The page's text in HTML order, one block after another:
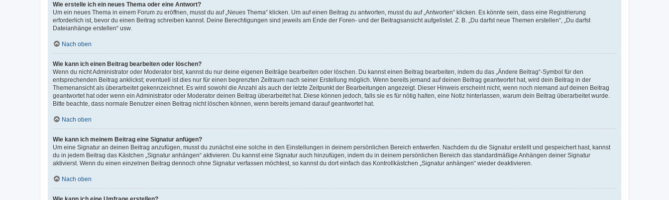
Wie erstelle ich ein neues Thema oder eine Antwort?
Um ein neues Thema in einem Forum zu eröffnen, musst du auf „Neues Thema“ klicken. Um auf einen Beitrag zu antworten, musst du auf „Antworten“ klicken. Es könnte sein, dass eine Registrierung
erforderlich ist, bevor du einen Beitrag schreiben kannst. Deine Berechtigungen sind jeweils am Ende der Foren- und der Beitragsansicht aufgelistet. Z. B. „Du darfst neue Themen erstellen“, „Du darfst
Dateianhänge erstellen“ usw.
Nach oben
Wie kann ich einen Beitrag bearbeiten oder löschen?
Wenn du nicht Administrator oder Moderator bist, kannst du nur deine eigenen Beiträge bearbeiten oder löschen. Du kannst einen Beitrag bearbeiten, indem du das „Ändere Beitrag“-Symbol für den
entsprechenden Beitrag anklickst; eventuell ist dies nur für einen begrenzten Zeitraum nach seiner Erstellung möglich. Wenn bereits jemand auf deinen Beitrag geantwortet hat, wird dein Beitrag in der
Themenansicht als überarbeitet gekennzeichnet. Es wird sowohl die Anzahl als auch der letzte Zeitpunkt der Bearbeitungen angezeigt. Dieser Hinweis erscheint nicht, wenn noch niemand auf deinen Beitrag
geantwortet hat oder wenn ein Administrator oder Moderator deinen Beitrag überarbeitet hat. Diese können jedoch, falls sie es für nötig halten, eine Notiz hinterlassen, warum dein Beitrag überarbeitet wurde.
Bitte beachte, dass normale Benutzer einen Beitrag nicht löschen können, wenn bereits jemand darauf geantwortet hat.
Nach oben
Wie kann ich meinem Beitrag eine Signatur anfügen?
Um eine Signatur an deinen Beitrag anzufügen, musst du zunächst eine solche in den Einstellungen in deinem persönlichen Bereich entwerfen. Nachdem du die Signatur erstellt und gespeichert hast, kannst
du in jedem Beitrag das Kästchen „Signatur anhängen“ aktivieren. Du kannst eine Signatur auch hinzufügen, indem du in deinem persönlichen Bereich das standardmäßige Anhängen deiner Signatur
aktivierst. Wenn du einen einzelnen Beitrag dennoch ohne Signatur verfassen möchtest, so kannst du dort einfach das Kontrollkästchen „Signatur anhängen“ wieder deaktivieren.
Nach oben